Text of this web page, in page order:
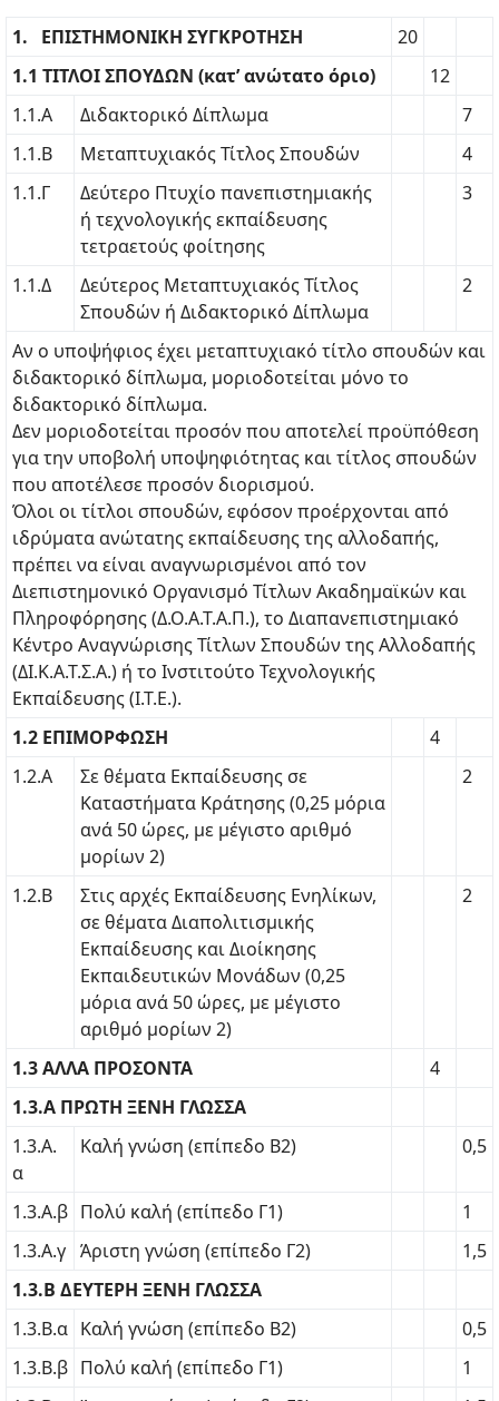
1. ΕΠΙΣΤΗΜΟΝΙΚΗ ΣΥΓΚΡΟΤΗΣΗ
20
1.1 ΤΙΤΛΟΙ ΣΠΟΥΔΩΝ (κατ’ ανώτατο όριο)
12
1.1.Α
Διδακτορικό Δίπλωμα
7
1.1.Β
Μεταπτυχιακός Τίτλος Σπουδών
4
1.1.Γ
Δεύτερο Πτυχίο πανεπιστημιακής
ή τεχνολογικής εκπαίδευσης
τετραετούς φοίτησης
3
1.1.Δ
Δεύτερος Μεταπτυχιακός Τίτλος
Σπουδών ή Διδακτορικό Δίπλωμα
2
Αν ο υποψήφιος έχει μεταπτυχιακό τίτλο σπουδών και
διδακτορικό δίπλωμα, μοριοδοτείται μόνο το
διδακτορικό δίπλωμα.
Δεν μοριοδοτείται προσόν που αποτελεί προϋπόθεση
για την υποβολή υποψηφιότητας και τίτλος σπουδών
που αποτέλεσε προσόν διορισμού.
Όλοι οι τίτλοι σπουδών, εφόσον προέρχονται από
ιδρύματα ανώτατης εκπαίδευσης της αλλοδαπής,
πρέπει να είναι αναγνωρισμένοι από τον
Διεπιστημονικό Οργανισμό Τίτλων Ακαδημαϊκών και
Πληροφόρησης (Δ.Ο.Α.Τ.Α.Π.), το Διαπανεπιστημιακό
Κέντρο Αναγνώρισης Τίτλων Σπουδών της Αλλοδαπής
(ΔΙ.Κ.Α.Τ.Σ.Α.) ή το Ινστιτούτο Τεχνολογικής
Εκπαίδευσης (Ι.Τ.Ε.).
1.2 ΕΠΙΜΟΡΦΩΣΗ
4
1.2.Α
Σε θέματα Εκπαίδευσης σε
Καταστήματα Κράτησης (0,25 μόρια
ανά 50 ώρες, με μέγιστο αριθμό
μορίων 2)
2
1.2.Β
Στις αρχές Εκπαίδευσης Ενηλίκων,
σε θέματα Διαπολιτισμικής
Εκπαίδευσης και Διοίκησης
Εκπαιδευτικών Μονάδων (0,25
μόρια ανά 50 ώρες, με μέγιστο
αριθμό μορίων 2)
2
1.3 ΑΛΛΑ ΠΡΟΣΟΝΤΑ
4
1.3.Α ΠΡΩΤΗ ΞΕΝΗ ΓΛΩΣΣΑ
1.3.Α.
α
Καλή γνώση (επίπεδο Β2) 0,5
1.3.Α.β Πολύ καλή (επίπεδο Γ1)
1
1.3.Α.γ Άριστη γνώση (επίπεδο Γ2)
1,5
1.3.Β ΔΕΥΤΕΡΗ ΞΕΝΗ ΓΛΩΣΣΑ
1.3.Β.α Καλή γνώση (επίπεδο Β2)
0,5
1.3.Β.β Πολύ καλή (επίπεδο Γ1)
1